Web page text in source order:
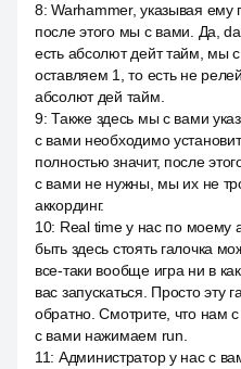
8:Warhammer, указывая ему
после этого мы с вами. Да,
есть абсолют дейт тайм, мы
оставляем 1, то есть не
абсолют дей тайм.
9:Также здесь мы с вами
с вами необходимо
полностью значит, после
с вами не нужны, мы их не
аккординг.
10: Real time у нас по моему
быть здесь стоять галочка
все-таки вообще игра ни в
вас запускаться. Просто эту
обратно. Смотрите, что нам
с вами нажимаем run.
11: Администратор у нас с